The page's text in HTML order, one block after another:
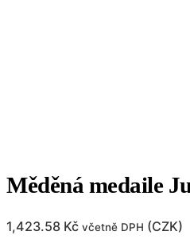
Měděná medaile
1,423.58 Kč včetně DPH (CZK)